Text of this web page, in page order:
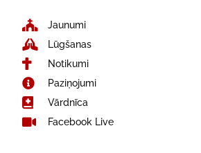
Jaunumi
Lūgšanas
Notikumi
Paziņojumi
Vārdnīca
Facebook Live